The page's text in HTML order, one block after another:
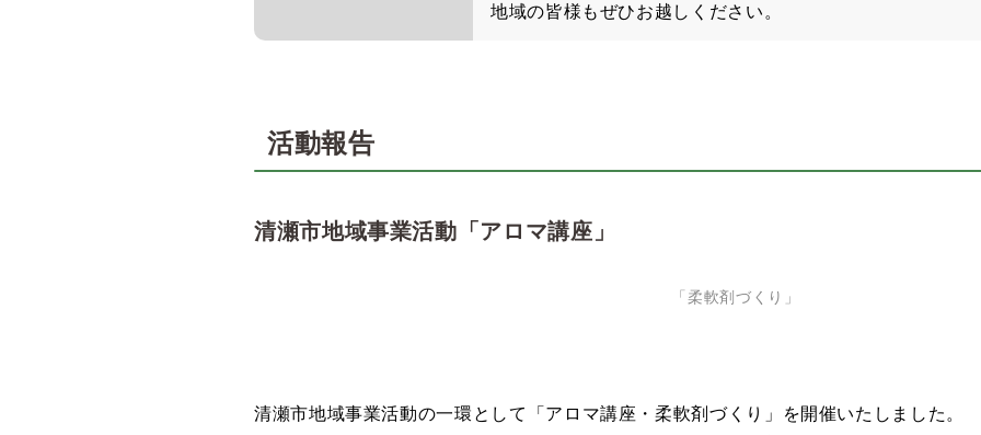
地域の皆様もぜひお越しください。
活動報告
清瀬市地域事業活動「アロマ講座」
「柔軟剤づくり」
清瀬市地域事業活動の一環として「アロマ講座・柔軟剤づくり」を開催いたしました。